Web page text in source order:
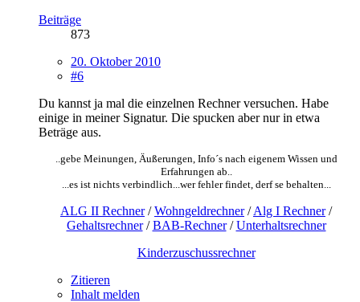
Beiträge
873
20. Oktober 2010
#6
Du kannst ja mal die einzelnen Rechner versuchen. Habe
einige in meiner Signatur. Die spucken aber nur in etwa
Beträge aus.
..gebe Meinungen, Äußerungen, Info´s nach eigenem Wissen und
Erfahrungen ab..
...es ist nichts verbindlich...wer fehler findet, derf se behalten...
ALG II Rechner/Wohngeldrechner/Alg I Rechner/
Gehaltsrechner/BAB-Rechner/Unterhaltsrechner
Kinderzuschussrechner
Zitieren
Inhalt melden